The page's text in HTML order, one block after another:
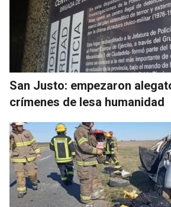
San Justo: empezaron
crímenes de lesa humanidad